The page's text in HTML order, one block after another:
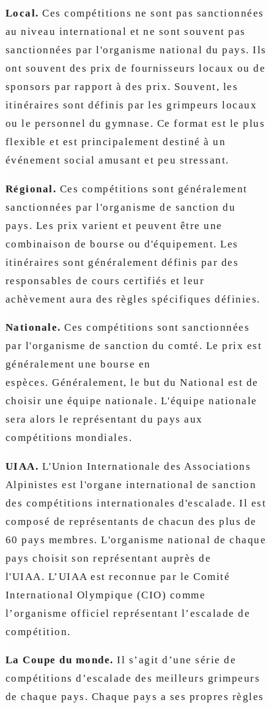
Local. Ces compétitions ne sont pas sanctionnées
au niveau international et ne sont souvent pas
sanctionnées par l'organisme national du pays. Ils
ont souvent des prix de fournisseurs locaux ou de
sponsors par rapport à des prix. Souvent, les
itinéraires sont définis par les grimpeurs locaux
ou le personnel du gymnase. Ce format est le plus
flexible et est principalement destiné à un
événement social amusant et peu stressant.
Régional. Ces compétitions sont généralement
sanctionnées par l'organisme de sanction du
pays. Les prix varient et peuvent être une
combinaison de bourse ou d'équipement. Les
itinéraires sont généralement définis par des
responsables de cours certifiés et leur
achèvement aura des règles spécifiques définies.
Nationale. Ces compétitions sont sanctionnées
par l'organisme de sanction du comté. Le prix est
généralement une bourse en
espèces. Généralement, le but du National est de
choisir une équipe nationale. L'équipe nationale
sera alors le représentant du pays aux
compétitions mondiales.
UIAA. L'Union Internationale des Associations
Alpinistes est l'organe international de sanction
des compétitions internationales d'escalade. Il est
composé de représentants de chacun des plus de
60 pays membres. L'organisme national de chaque
pays choisit son représentant auprès de
l'UIAA. L’UIAA est reconnue par le Comité
International Olympique (CIO) comme
l’organisme officiel représentant l’escalade de
compétition.
La Coupe du monde. Il s’agit d’une série de
compétitions d’escalade des meilleurs grimpeurs
de chaque pays. Chaque pays a ses propres règles